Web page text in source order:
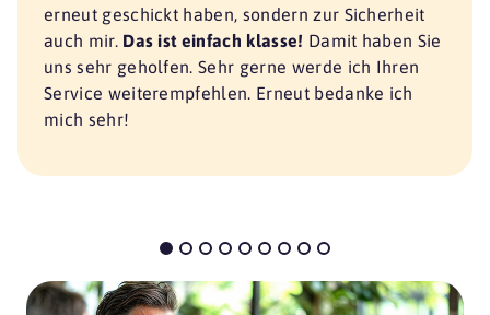
erneut geschickt haben, sondern zur Sicherheit
auch mir. Das ist einfach klasse! Damit haben Sie
uns sehr geholfen. Sehr gerne werde ich Ihren
Service weiterempfehlen. Erneut bedanke ich
mich sehr!